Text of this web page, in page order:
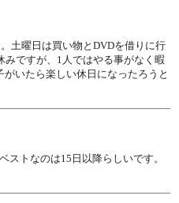
土曜日は買い物とDVDを借りに行
ですが、1人ではやる事がなく暇
いたら楽しい休日になったろうと
トなのは15日以降らしいです。